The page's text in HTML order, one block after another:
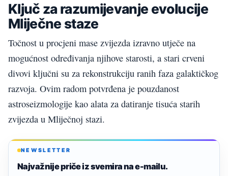
Ključ za razumijevanje evolucije
Mliječne staze
Točnost u procjeni mase zvijezda izravno utječe na
mogućnost određivanja njihove starosti, a stari crveni
divovi ključni su za rekonstrukciju ranih faza galaktičkog
razvoja. Ovim radom potvrđena je pouzdanost
astroseizmologije kao alata za datiranje tisuća starih
zvijezda u Mliječnoj stazi.
NEWSLETTER
Najvažnije priče iz svemira na e-mailu.